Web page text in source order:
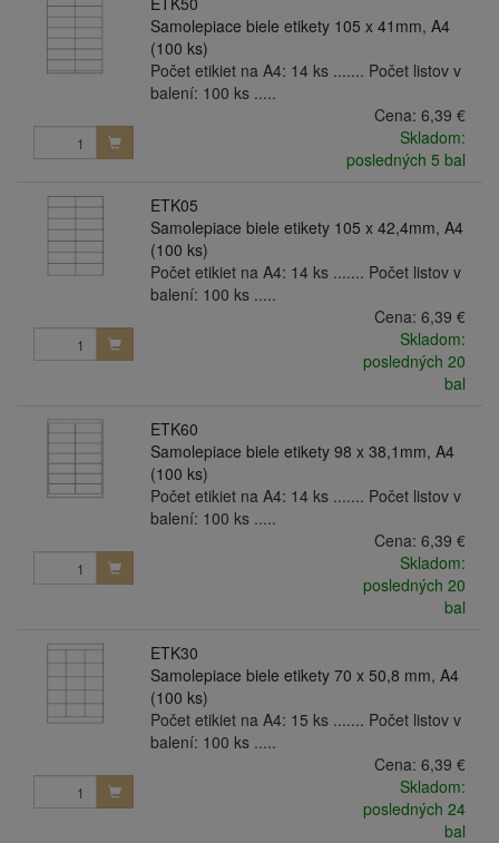
Samolepiace biele etikety 105 x 41mm, A4
(100 ks)
Počet etikiet na A4: 14 ks ....... Počet listov v
balení: 100 ks .....
Cena: 6,39 €
Skladom:
posledných 5 bal
ETK05
Samolepiace biele etikety 105 x 42,4mm, A4
(100 ks)
Počet etikiet na A4: 14 ks ....... Počet listov v
balení: 100 ks .....
Cena: 6,39 €
Skladom:
posledných 20
bal
ETK60
Samolepiace biele etikety 98 x 38,1mm, A4
(100 ks)
Počet etikiet na A4: 14 ks ....... Počet listov v
balení: 100 ks .....
Cena: 6,39 €
Skladom:
posledných 20
bal
ETK30
Samolepiace biele etikety 70 x 50,8 mm, A4
(100 ks)
Počet etikiet na A4: 15 ks ....... Počet listov v
balení: 100 ks .....
Cena: 6,39 €
Skladom:
posledných 24
bal